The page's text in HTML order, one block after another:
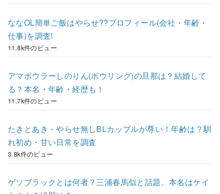
ななOL簡単ご飯はやらせ??プロフィール(会社・年齢・
仕事)を調査!
11.8k件のビュー
アマボウラーしのりん(ボウリング)の旦那は？結婚して
る？本名・年齢・経歴も！
11.7k件のビュー
たきとあき・やらせ無しBLカップルが尊い！年齢は？馴
れ初め・甘い日常を調査
3.8k件のビュー
ゲソブラックとは何者？三浦春馬似と話題。本名はケイ